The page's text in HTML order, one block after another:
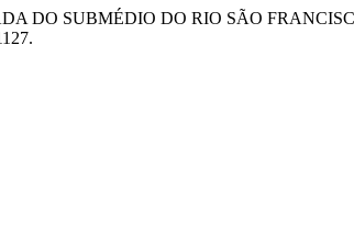
DO SUBMÉDIO DO RIO SÃO